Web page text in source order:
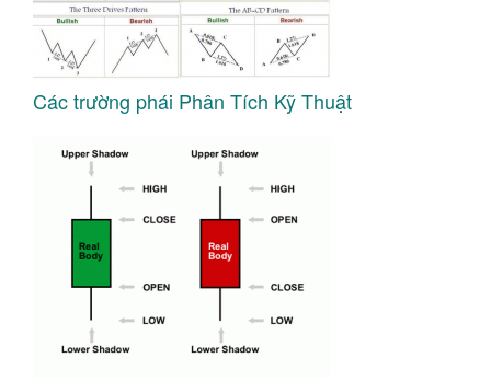
Các trường phái Phân Tích Kỹ Thuật